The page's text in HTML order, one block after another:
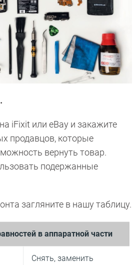
iFixit или eBay и закажите
продавцов, которые
вернуть товар.
подержанные
загляните в нашу таблицу.
в аппаратной части
Снять, заменить